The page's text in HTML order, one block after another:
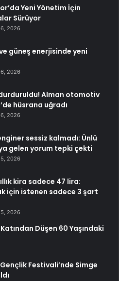
Yeni Yönetim İçin
Sürüyor
2026
güneş enerjisinde yeni
2026
Alman otomotiv
hüsrana uğradı
2026
sessiz kalmadı: Ünlü
gelen yorum tepki çekti
2026
kira sadece 47 lira:
için istenen sadece 3 şart
2026
Düşen 60 Yaşındaki
Festivali’nde Simge